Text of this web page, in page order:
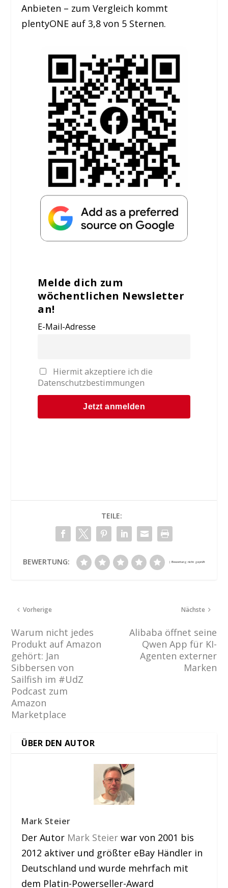
Anbieten – zum Vergleich kommt
plentyONE auf 3,8 von 5 Sternen.
Melde dich zum
wöchentlichen Newsletter
an!
E-Mail-Adresse
Hiermit akzeptiere ich die
Datenschutzbestimmungen
TEILE:
BEWERTUNG:
Vorherige
Warum nicht jedes
Produkt auf Amazon
gehört: Jan
Sibbersen von
Sailfish im #UdZ
Podcast zum
Amazon
Marketplace
Nächste
Alibaba öffnet seine
Qwen App für KI-
Agenten externer
Marken
ÜBER DEN AUTOR
Mark Steier
Der Autor Mark Steier war von 2001 bis
2012 aktiver und größter eBay Händler in
Deutschland und wurde mehrfach mit
dem Platin-Powerseller-Award